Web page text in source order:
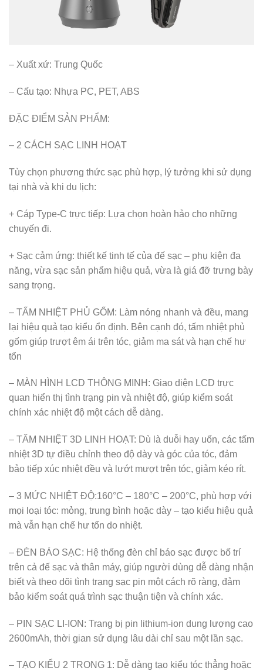
– Xuất xứ: Trung Quốc
– Cấu tạo: Nhựa PC, PET, ABS
ĐẶC ĐIỂM SẢN PHẨM:
– 2 CÁCH SẠC LINH HOẠT
Tùy chọn phương thức sạc phù hợp, lý tưởng khi sử dụng
tại nhà và khi du lịch:
+ Cáp Type-C trực tiếp: Lựa chọn hoàn hảo cho những
chuyến đi.
+ Sạc cảm ứng: thiết kế tinh tế của đế sạc – phụ kiện đa
năng, vừa sạc sản phẩm hiệu quả, vừa là giá đỡ trưng bày
sang trọng.
– TẤM NHIỆT PHỦ GỐM: Làm nóng nhanh và đều, mang
lại hiệu quả tạo kiểu ổn định. Bên cạnh đó, tấm nhiệt phủ
gốm giúp trượt êm ái trên tóc, giảm ma sát và hạn chế hư
tổn
– MÀN HÌNH LCD THÔNG MINH: Giao diện LCD trực
quan hiển thị tình trạng pin và nhiệt độ, giúp kiểm soát
chính xác nhiệt độ một cách dễ dàng.
– TẤM NHIỆT 3D LINH HOẠT: Dù là duỗi hay uốn, các tấm
nhiệt 3D tự điều chỉnh theo độ dày và góc của tóc, đảm
bảo tiếp xúc nhiệt đều và lướt mượt trên tóc, giảm kéo rít.
– 3 MỨC NHIỆT ĐỘ:160°C – 180°C – 200°C, phù hợp với
mọi loại tóc: mỏng, trung bình hoặc dày – tạo kiểu hiệu quả
mà vẫn hạn chế hư tổn do nhiệt.
– ĐÈN BÁO SẠC: Hệ thống đèn chỉ báo sạc được bố trí
trên cả đế sạc và thân máy, giúp người dùng dễ dàng nhận
biết và theo dõi tình trạng sạc pin một cách rõ ràng, đảm
bảo kiểm soát quá trình sạc thuận tiện và chính xác.
– PIN SẠC LI-ION: Trang bị pin lithium-ion dung lượng cao
2600mAh, thời gian sử dụng lâu dài chỉ sau một lần sạc.
– TẠO KIỂU 2 TRONG 1: Dễ dàng tạo kiểu tóc thẳng hoặc